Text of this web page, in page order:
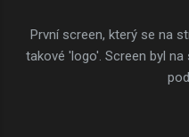
První screen, který se na
takové 'logo'. Screen byl